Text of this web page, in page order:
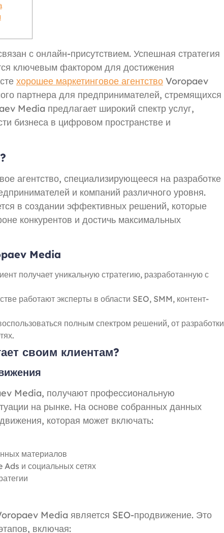
с онлайн-присутствием. Успешная стратегия
ключевым фактором для достижения
хорошее маркетинговое агентство Voropaev
партнера для предпринимателей, стремящихся
Media предлагает широкий спектр услуг,
бизнеса в цифровом пространстве и
агентство, специализирующееся на разработке
и компаний различного уровня.
в создании эффективных решений, которые
конкурентов и достичь максимальных
Media
получает уникальную стратегию, разработанную с
работают эксперты в области SEO, SMM, контент-
полным спектром решений, от разработки
своим клиентам?
Media, получают профессиональную
на рынке. На основе собранных данных
которая может включать:
материалов
и социальных сетях
Media является SEO-продвижение. Это
включая: